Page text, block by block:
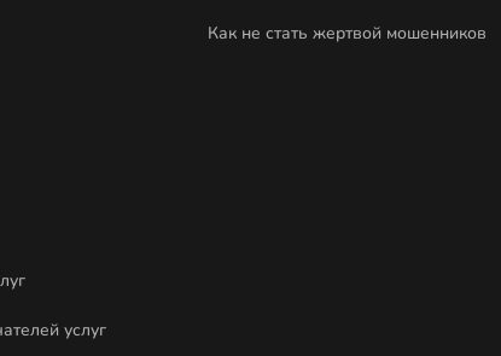
Как не стать жертвой мошенников
услуг